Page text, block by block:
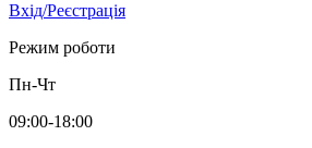
Вхід/Реєстрація
Режим роботи
Пн-Чт
09:00-18:00